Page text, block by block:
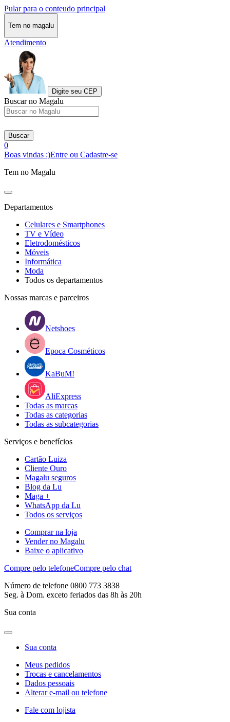
Pular para o conteudo principal
Tem no magalu
Atendimento
Digite seu CEP
Buscar no Magalu
Buscar
0
Boas vindas :)Entre ou Cadastre-se
Tem no Magalu
Departamentos
Celulares e Smartphones
TV e Vídeo
Eletrodomésticos
Móveis
Informática
Moda
Todos os departamentos
Nossas marcas e parceiros
Netshoes
Epoca Cosméticos
KaBuM!
AliExpress
Todas as marcas
Todas as categorias
Todas as subcategorias
Serviços e benefícios
Cartão Luiza
Cliente Ouro
Magalu seguros
Blog da Lu
Maga +
WhatsApp da Lu
Todos os serviços
Comprar na loja
Vender no Magalu
Baixe o aplicativo
Compre pelo telefoneCompre pelo chat
Número de telefone 0800 773 3838
Seg. à Dom. exceto feriados das 8h às 20h
Sua conta
Sua conta
Meus pedidos
Trocas e cancelamentos
Dados pessoais
Alterar e-mail ou telefone
Fale com lojista